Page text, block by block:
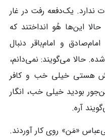
ندارد. یک‌دفعه رفت در غار
این‌ها هُو انداختند که
و امام‌باقر دنبال
حالا می‌گویند: نمی‌دانم،
هستی خیلی خب و کافر
بودید خیلی خب، انگار
آره.
«مَن» روی کار آوردند.